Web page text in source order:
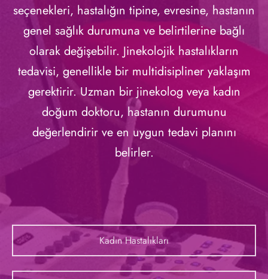
seçenekleri, hastalığın tipine, evresine, hastanın
genel sağlık durumuna ve belirtilerine bağlı
olarak değişebilir. Jinekolojik hastalıkların
tedavisi, genellikle bir multidisipliner yaklaşım
gerektirir. Uzman bir jinekolog veya kadın
doğum doktoru, hastanın durumunu
değerlendirir ve en uygun tedavi planını
belirler.
Kadın Hastalıkları